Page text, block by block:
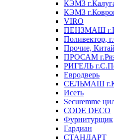
КЭМЗ
КЭМЗ
VIRO
ПЕНЗМАШ
Поливектор,
Прочие, Китай
ПРОСАМ
РИГЕЛЬ
Евродверь
СЕЛЬМАШ
Исеть
Securemme
CODE DECO
Фурнитурщик
Гардиан
СТАНДАРТ